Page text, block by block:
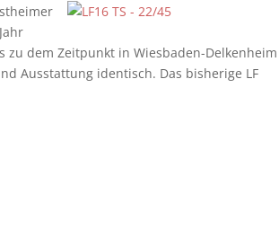
zu dem Zeitpunkt in Wiesbaden-Delkenheim
Ausstattung identisch. Das bisherige LF